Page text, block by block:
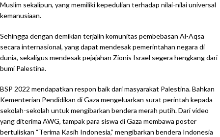
Muslim sekalipun, yang memiliki kepedulian terhadap nilai-nilai universal
kemanusiaan.
Sehingga dengan demikian terjalin komunitas pembebasan Al-Aqsa
secara internasional, yang dapat mendesak pemerintahan negara di
dunia, sekaligus mendesak pejajahan Zionis Israel segera hengkang dari
bumi Palestina.
BSP 2022 mendapatkan respon baik dari masyarakat Palestina. Bahkan
Kementerian Pendidikan di Gaza mengeluarkan surat perintah kepada
sekolah-sekolah untuk mengibarkan bendera merah putih. Dari video
yang diterima AWG, tampak para siswa di Gaza membawa poster
bertuliskan “Terima Kasih Indonesia,” mengibarkan bendera Indonesia